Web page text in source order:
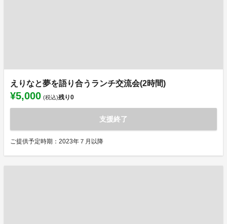
えりなと夢を語り合うランチ交流会(2時間)
¥5,000 (税込)残り0
支援終了
ご提供予定時期：2023年７月以降